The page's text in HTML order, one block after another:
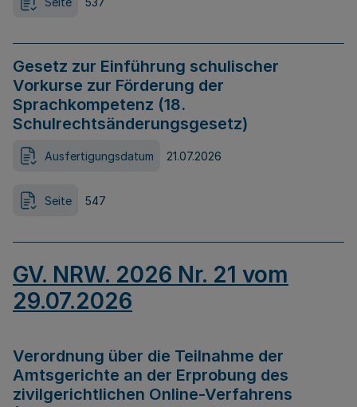
Gesetz zur Einführung schulischer
Vorkurse zur Förderung der
Sprachkompetenz (18.
Schulrechtsänderungsgesetz)
Ausfertigungsdatum 21.07.2026
Seite 547
GV. NRW. 2026 Nr. 21 vom
29.07.2026
Verordnung über die Teilnahme der
Amtsgerichte an der Erprobung des
zivilgerichtlichen Online-Verfahrens